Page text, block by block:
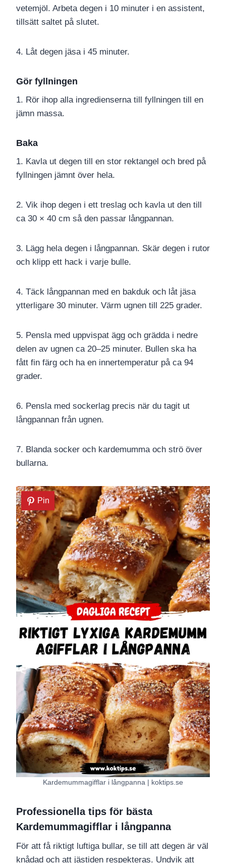
vetemjöl. Arbeta degen i 10 minuter i en assistent,
tillsätt saltet på slutet.
4. Låt degen jäsa i 45 minuter.
Gör fyllningen
1. Rör ihop alla ingredienserna till fyllningen till en
jämn massa.
Baka
1. Kavla ut degen till en stor rektangel och bred på
fyllningen jämnt över hela.
2. Vik ihop degen i ett treslag och kavla ut den till
ca 30 × 40 cm så den passar långpannan.
3. Lägg hela degen i långpannan. Skär degen i rutor
och klipp ett hack i varje bulle.
4. Täck långpannan med en bakduk och låt jäsa
ytterligare 30 minuter. Värm ugnen till 225 grader.
5. Pensla med uppvispat ägg och grädda i nedre
delen av ugnen ca 20–25 minuter. Bullen ska ha
fått fin färg och ha en innertemperatur på ca 94
grader.
6. Pensla med sockerlag precis när du tagit ut
långpannan från ugnen.
7. Blanda socker och kardemumma och strö över
bullarna.
Pin
Kardemummagifflar i långpanna | koktips.se
Professionella tips för bästa
Kardemummagifflar i långpanna
För att få riktigt luftiga bullar, se till att degen är väl
knådad och att jästiden respekteras. Undvik att